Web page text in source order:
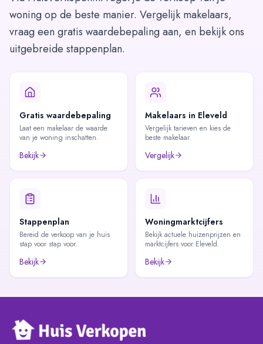
woning op de beste manier. Vergelijk makelaars,
vraag een gratis waardebepaling aan, en bekijk ons
uitgebreide stappenplan.
Gratis waardebepaling
Laat een makelaar de waarde
van je woning inschatten.
Bekijk
Makelaars in Eleveld
Vergelijk tarieven en kies de
beste makelaar.
Vergelijk
Stappenplan
Bereid de verkoop van je huis
stap voor stap voor.
Bekijk
Woningmarktcijfers
Bekijk actuele huizenprijzen en
marktcijfers voor Eleveld.
Bekijk